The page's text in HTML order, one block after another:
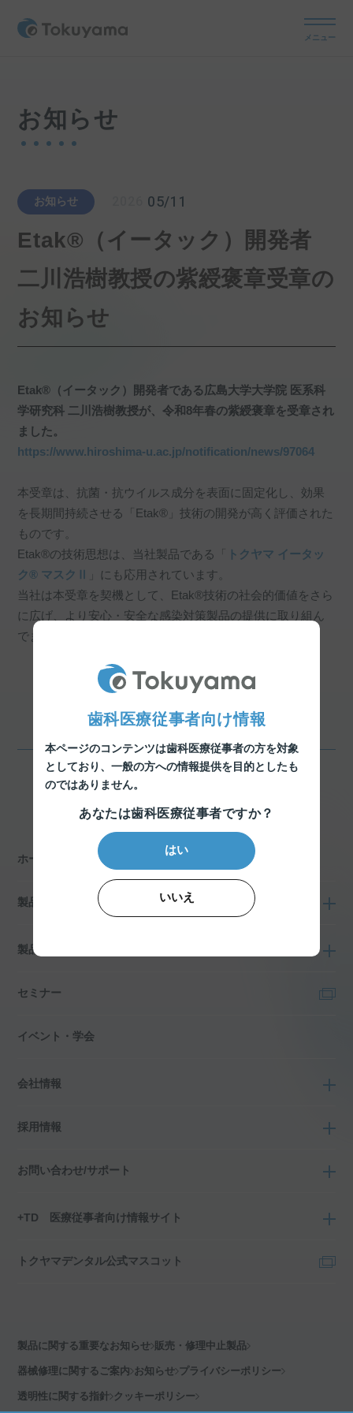
メニュー
お知らせ
お知らせ 05/11
Etak®（イータック）開発者
二川浩樹教授の紫綬褒章受章の
お知らせ
Etak®（イータック）開発者である広島大学大学院 医系科
学研究科 二川浩樹教授が、令和8年春の紫綬褒章を受章され
ました。
https://www.hiroshima-u.ac.jp/notification/news/97064
本受章は、抗菌・抗ウイルス成分を表面に固定化し、効果
を長期間持続させる「Etak®」技術の開発が高く評価された
ものです。
Etak®の技術思想は、当社製品である「
トクヤマ イータッ
ク® マスクⅡ
」にも応用されています。
当社は本受章を契機として、Etak®技術の社会的価値をさら
に広げ、より安心・安全な感染対策製品の提供に取り組ん
でまいります。
ホーム
製品情報
製品特設サイト
セミナー
イベント・学会
会社情報
採用情報
お問い合わせ/サポート
+TD 医療従事者向け情報サイト
トクヤマデンタル公式マスコット
製品に関する重要なお知らせ 販売・修理中止製品
器械修理に関するご案内 お知らせ プライバシーポリシー
透明性に関する指針 クッキーポリシー
歯科医療従事者向け情報
本ページのコンテンツは歯科医療従事者の方を対象
としており、 一般の方への情報提供を目的としたも
のではありません。
あなたは歯科医療従事者ですか？
はい
いいえ